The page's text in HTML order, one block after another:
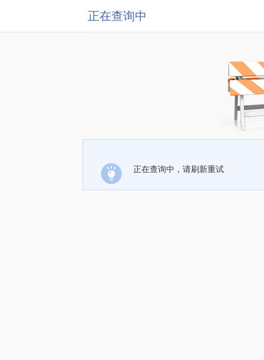
正在查询中
正在查询中，请刷新重试